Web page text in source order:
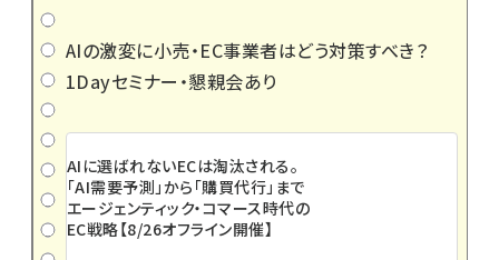
AIの激変に小売・EC事業者はどう対策すべき？
1Dayセミナー・懇親会あり
AIに選ばれないECは淘汰される。
「AI需要予測」から「購買代行」まで
エージェンティック・コマース時代の
EC戦略【8/26オフライン開催】